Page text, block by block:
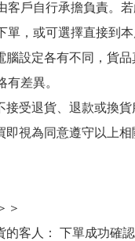
客戶自行承擔負責。
單，或可選擇直接到本
腦設定各有不同，貨
有差異。
接受退貨、退款或換
即視為同意遵守以上
＞
的客人： 下單成功確